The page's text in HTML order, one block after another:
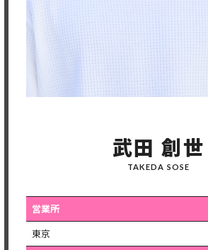
武田 創世
TAKEDA SOSE
営業所
東京